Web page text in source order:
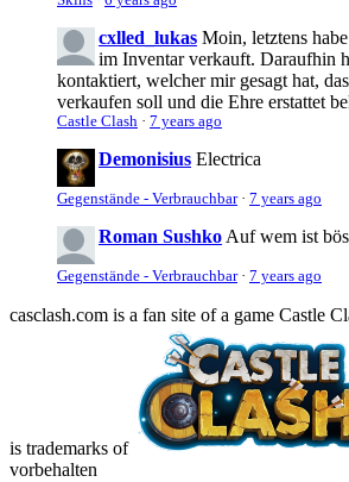
cxlled_lukas Moin, letztens
im Inventar verkauft. Daraufhin
kontaktiert, welcher mir gesagt hat,
verkaufen soll und die Ehre erstattet
Castle Clash · 7 years ago
Demonisius Electrica
Gegenstände - Verbrauchbar· 7 years ago
Roman Sushko Auf wem ist
Gegenstände - Verbrauchbar· 7 years ago
casclash.com is a fan site of a game Castle
is trademarks of
vorbehalten